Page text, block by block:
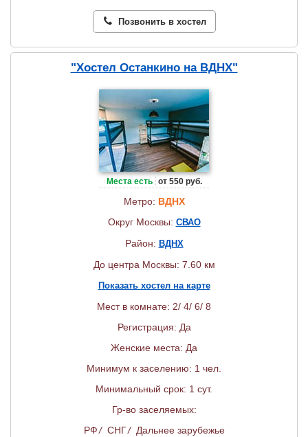
Позвонить в хостел
"Хостел Останкино на ВДНХ"
Места есть от 550 руб.
Метро: ВДНХ
Округ Москвы: СВАО
Район: ВДНХ
До центра Москвы: 7.60 км
Показать хостел на карте
Мест в комнате: 2/ 4/ 6/ 8
Регистрация: Да
Женские места: Да
Минимум к заселению: 1 чел.
Минимальный срок: 1 сут.
Гр-во заселяемых:
РФ/ СНГ/ Дальнее зарубежье